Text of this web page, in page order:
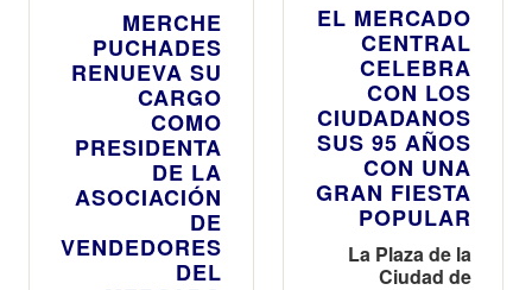
MERCHE
PUCHADES
RENUEVA SU
CARGO
COMO
PRESIDENTA
DE LA
ASOCIACIÓN
DE
VENDEDORES
DEL
EL MERCADO
CENTRAL
CELEBRA
CON LOS
CIUDADANOS
SUS 95 AÑOS
CON UNA
GRAN FIESTA
POPULAR
La Plaza de la
Ciudad de